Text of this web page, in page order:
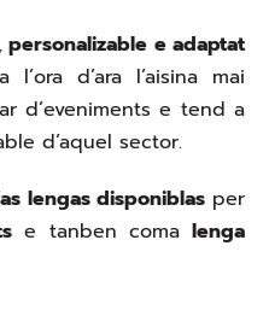
personalizable e adaptat
d’ara l’aisina mai
d’eveniments e tend a
d’aquel sector.
lengas disponiblasper
e tanben coma lenga